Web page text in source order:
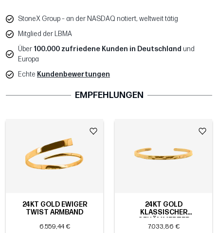
StoneX Group – an der NASDAQ notiert, weltweit tätig
Mitglied der LBMA
Über 100.000 zufriedene Kunden in Deutschland und
Europa
Echte Kundenbewertungen
EMPFEHLUNGEN
24KT GOLD EWIGER
TWIST ARMBAND
6.559,44 €
24KT GOLD
KLASSISCHER
GEHÄMMERTER
ARMREIF
7.033,86 €